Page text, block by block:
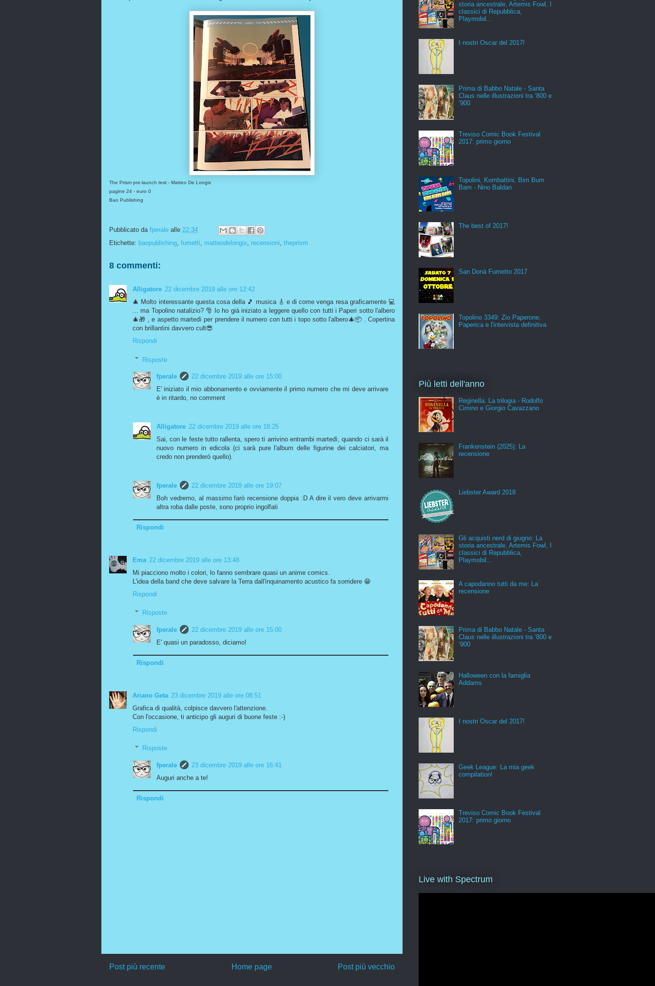
The Prism pre-launch test - Matteo De Longis
pagine 24 - euro 0
Bao Publishing
Pubblicato da fperale alle 22:34
Etichette: baopublishing, fumetti, matteodelongis, recensioni, theprism
8 commenti:
Alligatore 22 dicembre 2019 alle ore 12:42
🎄 Molto interessante questa cosa della 🎵 musica 🎸 e di come venga resa graficamente 💻
... ma Topolino natalizio? 🎅 Io ho già iniziato a leggere quello con tutti i Paperi sotto l'albero
🎄🎁 , e aspetto martedì per prendere il numero con tutti i topo sotto l'albero🎄📦 . Copertina
con brillantini davvero cult😎
Rispondi
Risposte
fperale
22 dicembre 2019 alle ore 15:00
E' iniziato il mio abbonamento e ovviamente il primo numero che mi deve arrivare
è in ritardo, no comment
Alligatore 22 dicembre 2019 alle ore 18:25
Sai, con le feste tutto rallenta, spero ti arrivino entrambi martedì, quando ci sarà il
nuovo numero in edicola (ci sarà pure l'album delle figurine dei calciatori, ma
credo non prenderò quello).
fperale
22 dicembre 2019 alle ore 19:07
Boh vedremo, al massimo farò recensione doppia :D A dire il vero deve arrivarmi
altra roba dalle poste, sono proprio ingolfati
Rispondi
Ema 22 dicembre 2019 alle ore 13:48
Mi piacciono molto i colori, lo fanno sembrare quasi un anime comics.
L'idea della band che deve salvare la Terra dall'inquinamento acustico fa sorridere 😁
Rispondi
Risposte
fperale
22 dicembre 2019 alle ore 15:00
E' quasi un paradosso, diciamo!
Rispondi
Ariano Geta 23 dicembre 2019 alle ore 08:51
Grafica di qualità, colpisce davvero l'attenzione.
Con l'occasione, ti anticipo gli auguri di buone feste :-)
Rispondi
Risposte
fperale
23 dicembre 2019 alle ore 16:41
Auguri anche a te!
Rispondi
Post più recente Post più vecchio
Home page
storia ancestrale, Artemis Fowl, I
classici di Repubblica,
Playmobil...
I nostri Oscar del 2017!
Prima di Babbo Natale - Santa
Claus nelle illustrazioni tra ‘800 e
‘900
Treviso Comic Book Festival
2017: primo giorno
Topolini, Kombattini, Bim Bum
Bam - Nino Baldan
The best of 2017!
San Donà Fumetto 2017
Topolino 3349: Zio Paperone,
Paperica e l'intervista definitiva
Più letti dell'anno
Reginella: La trilogia - Rodolfo
Cimino e Giorgio Cavazzano
Frankenstein (2025): La
recensione
Liebster Award 2018
Gli acquisti nerd di giugno: La
storia ancestrale, Artemis Fowl, I
classici di Repubblica,
Playmobil...
A capodanno tutti da me: La
recensione
Prima di Babbo Natale - Santa
Claus nelle illustrazioni tra ‘800 e
‘900
Halloween con la famiglia
Addams
I nostri Oscar del 2017!
Geek League: La mia geek
compilation!
Treviso Comic Book Festival
2017: primo giorno
Live with Spectrum